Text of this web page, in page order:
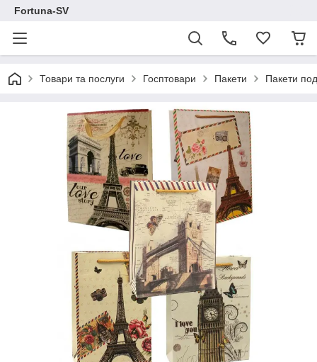
Fortuna-SV
Товари та послуги Госптовари Пакети Пакети